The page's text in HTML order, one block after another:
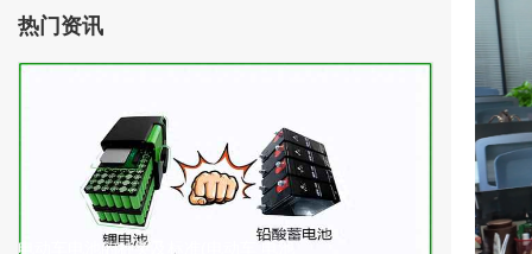
热门资讯
电动车电池的种类及标准(电动车 电池